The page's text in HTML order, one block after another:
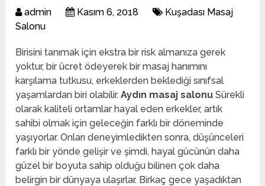
admin Kasım 6, 2018
Kuşadası Masaj
Salonu
Birisini tanımak için ekstra bir risk almanıza gerek
yoktur, bir ücret ödeyerek bir masaj hanımını
karşılama tutkusu, erkeklerden beklediği sınıfsal
yaşamlardan biri olabilir.Aydın masaj salonu Sürekli
olarak kaliteli ortamlar hayal eden erkekler, artık
sahibi olmak için geleceğin farklı bir döneminde
yaşıyorlar. Onları deneyimledikten sonra, düşünceleri
farklı bir yönde gelişir ve şimdi, hayal gücünün daha
güzel bir boyuta sahip olduğu bilinen çok daha
belirgin bir dünyaya ulaşırlar. Birkaç gece yaşadıktan